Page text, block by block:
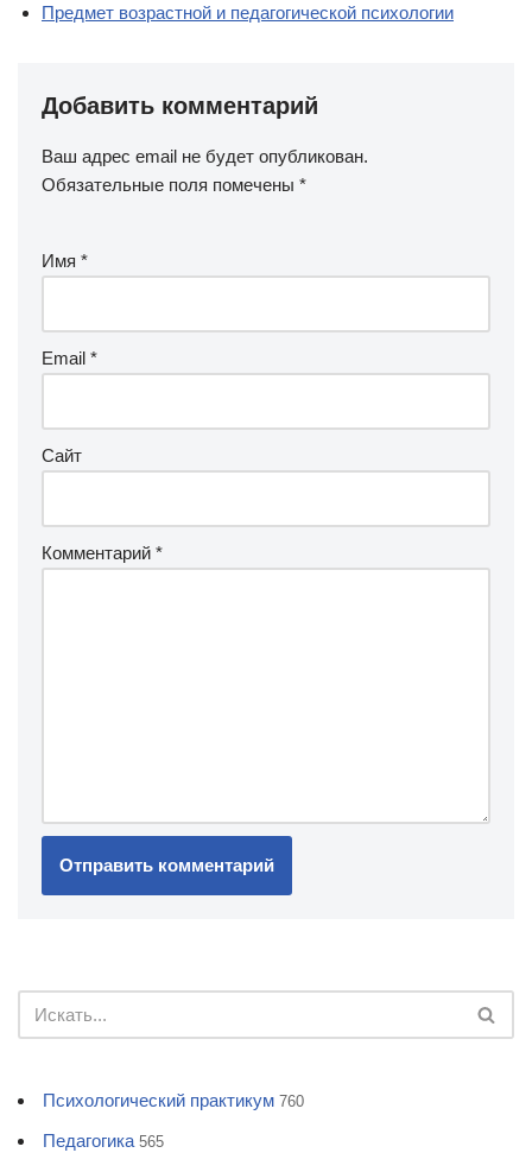
Предмет возрастной и педагогической психологии
Добавить комментарий
Ваш адрес email не будет опубликован.
Обязательные поля помечены *
Имя *
Email *
Сайт
Комментарий *
Психологический практикум 760
Педагогика 565